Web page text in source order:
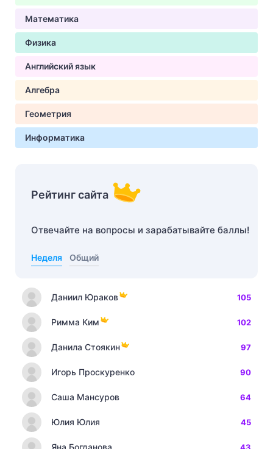
Математика
Физика
Английский язык
Алгебра
Геометрия
Информатика
Рейтинг сайта
Отвечайте на вопросы и зарабатывайте баллы!
Неделя Общий
Даниил Юраков 105
Римма Ким 102
Данила Стоякин 97
Игорь Проскуренко 90
Саша Мансуров 64
Юлия Юлия 45
Яна Богданова